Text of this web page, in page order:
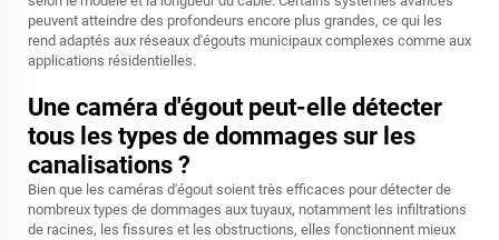
peuvent atteindre des profondeurs encore plus grandes, ce qui les
rend adaptés aux réseaux d'égouts municipaux complexes comme aux
applications résidentielles.
Une caméra d'égout peut-elle détecter
tous les types de dommages sur les
canalisations ?
Bien que les caméras d'égout soient très efficaces pour détecter de
nombreux types de dommages aux tuyaux, notamment les infiltrations
de racines, les fissures et les obstructions, elles fonctionnent mieux